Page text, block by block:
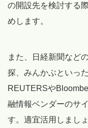
の開設先を検討する
めします。
また、日経新聞など
探、みんかぶといっ
REUTERSや
融情報ベンダーのサ
す。適宜活用しましょ